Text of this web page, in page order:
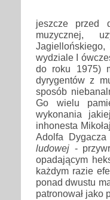
jeszcze przed
muzycznej,
wydziale I
do roku 1975)
dyrygentów z
sposób
Go wielu
wykonania
inhonesta
Adolfa
ludowej -
opadającym
każdym razie
ponad dwustu
patronował jako